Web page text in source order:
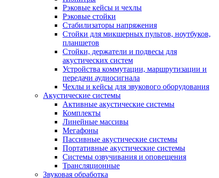
Рэковые кейсы и чехлы
Рэковые стойки
Стабилизаторы напряжения
Стойки для микшерных пультов, ноутбуков,
планшетов
Стойки, держатели и подвесы для
акустических систем
Устройства коммутации, маршрутизации и
передачи аудиосигнала
Чехлы и кейсы для звукового оборудования
Акустические системы
Активные акустические системы
Комплекты
Линейные массивы
Мегафоны
Пассивные акустические системы
Портативные акустические системы
Системы озвучивания и оповещения
Трансляционные
Звуковая обработка